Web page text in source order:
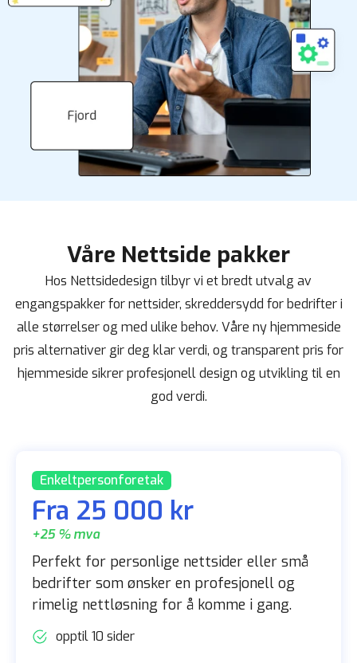
Våre Nettside pakker
Hos Nettsidedesign tilbyr vi et bredt utvalg av
engangspakker for nettsider, skreddersydd for bedrifter i
alle størrelser og med ulike behov. Våre ny hjemmeside
pris alternativer gir deg klar verdi, og transparent pris for
hjemmeside sikrer profesjonell design og utvikling til en
god verdi.
Enkeltpersonforetak
Fra 25 000 kr
+25 % mva
Perfekt for personlige nettsider eller små
bedrifter som ønsker en profesjonell og
rimelig nettløsning for å komme i gang.
opptil 10 sider